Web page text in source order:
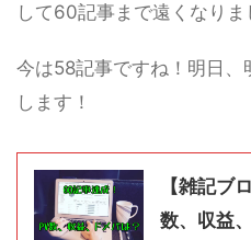
して60記事まで遠くなりま
今は58記事ですね！明日
します！
【雑記ブ
数、収益